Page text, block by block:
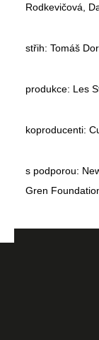
Rodkevičová,
střih: Tomáš
produkce: Les
koproducenti:
s podporou:
Gren